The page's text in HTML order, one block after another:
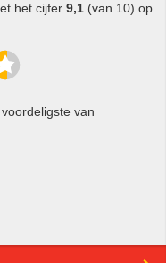
het cijfer 9,1 (van 10) op
van